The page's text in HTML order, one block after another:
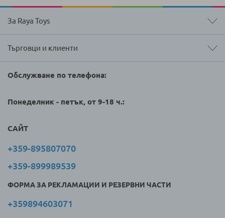
За Raya Toys
Търговци и клиенти
Обслужване по телефона:
Понеделник - петък, от 9-18 ч.:
САЙТ
+359-895807070
+359-899989539
ФОРМА ЗА РЕКЛАМАЦИИ И РЕЗЕРВНИ ЧАСТИ
+359894603071